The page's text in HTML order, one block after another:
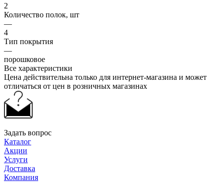
2
Количество полок, шт
—
4
Тип покрытия
—
порошковое
Все характеристики
Цена действительна только для интернет-магазина и может
отличаться от цен в розничных магазинах
Задать вопрос
Каталог
Акции
Услуги
Доставка
Компания